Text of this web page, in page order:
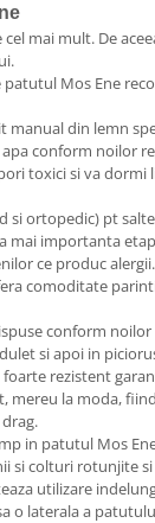
mai mult. De
patutul Mos Ene
manual din lemn
conform noilor
toxici si va
si ortopedic) pt
mai importanta
ce produc alergii.
comoditate
conform
si apoi in
rezistent
mereu la moda,
in patutul Mos
si colturi rotunjite
utilizare
o laterala a